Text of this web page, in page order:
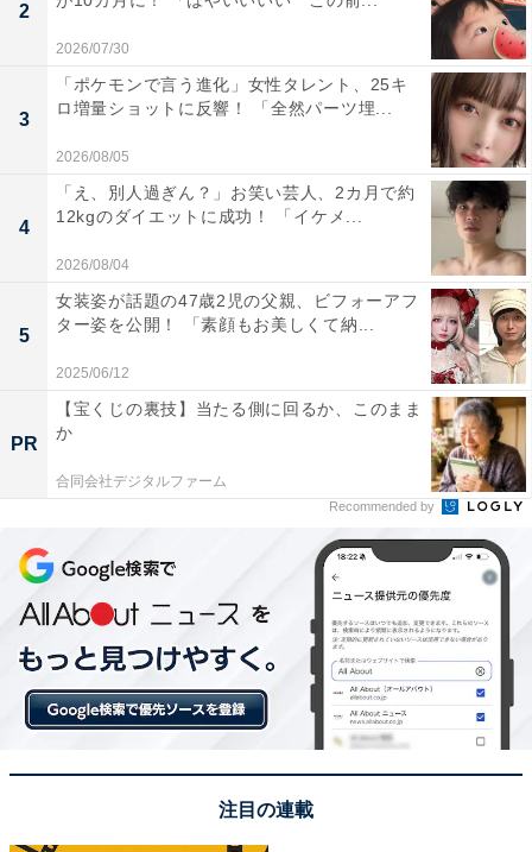
2
2026/07/30
3
「ポケモンで言う進化」女性タレント、25キ
ロ増量ショットに反響！ 「全然パーツ埋...
2026/08/05
4
「え、別人過ぎん？」お笑い芸人、2カ月で約
12kgのダイエットに成功！ 「イケメ...
2026/08/04
5
女装姿が話題の47歳2児の父親、ビフォーアフ
ター姿を公開！ 「素顔もお美しくて納...
2025/06/12
PR
【宝くじの裏技】当たる側に回るか、このまま
か
合同会社デジタルファーム
Recommended by
注目の連載